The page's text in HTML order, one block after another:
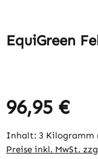
EquiGreen
Regulärer Preis:
96,95 €
Inhalt: 3 Kilogramm
Preise inkl. MwSt.